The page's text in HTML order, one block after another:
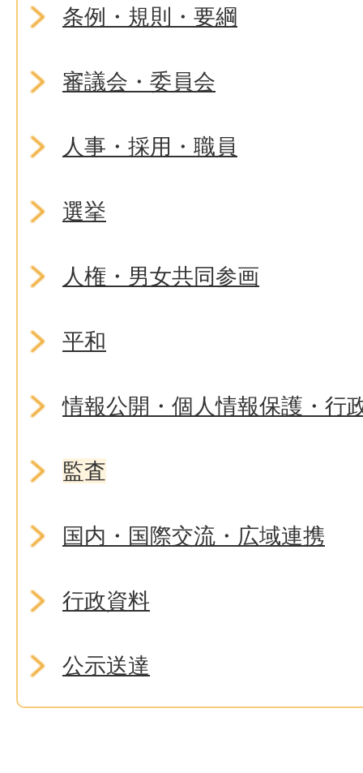
条例・規則・要綱
審議会・委員会
人事・採用・職員
選挙
人権・男女共同参画
平和
情報公開・個人情報保護・行
監査
国内・国際交流・広域連携
行政資料
公示送達